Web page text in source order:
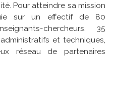
Pour atteindre sa mission
sur un effectif de 80
chercheurs, 35
et techniques,
réseau de partenaires